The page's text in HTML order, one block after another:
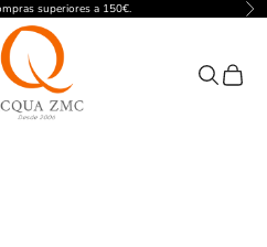
superiores a 150€.
ACQUA ZMC
Pesquisar